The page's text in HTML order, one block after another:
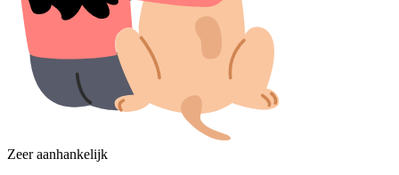
Zeer aanhankelijk